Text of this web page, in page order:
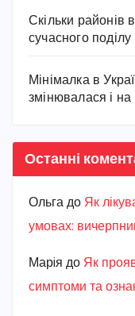
Скільки районів
сучасного поділу
Мінімалка в
змінювалася і
Останні
Ольга до Як
умовах:
Марiя до Як
симптоми та